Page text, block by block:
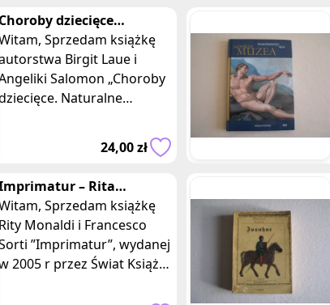
dziecięce
sposoby
B. Laue Salomon
Sprzedam książkę
Birgit Laue i
Salomon „Choroby
Naturalne
Wydawnictwo MAK. Ks
24,00 zł
– Rita
Fransesco Sorti
Sprzedam książkę
Monaldi i Francesco
”Imprimatur”, wydanej
2005 r przez Świat Książki.